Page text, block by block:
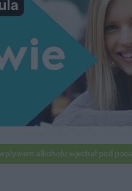
alkoholu wjechał pod pociąg